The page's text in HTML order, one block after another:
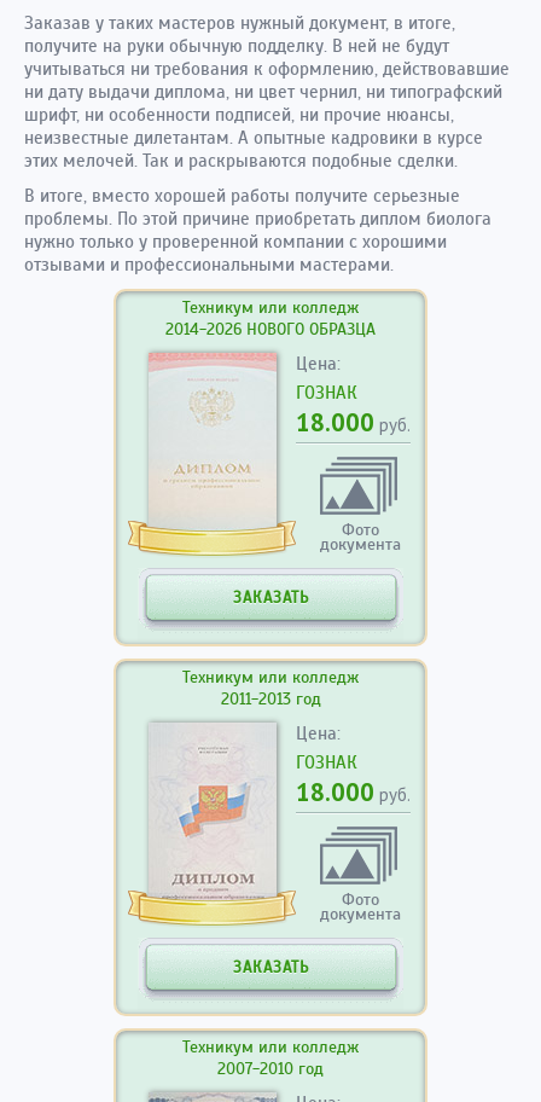
Заказав у таких мастеров нужный документ, в итоге,
получите на руки обычную подделку. В ней не будут
учитываться ни требования к оформлению, действовавшие
ни дату выдачи диплома, ни цвет чернил, ни типографский
шрифт, ни особенности подписей, ни прочие нюансы,
неизвестные дилетантам. А опытные кадровики в курсе
этих мелочей. Так и раскрываются подобные сделки.
В итоге, вместо хорошей работы получите серьезные
проблемы. По этой причине приобретать диплом биолога
нужно только у проверенной компании с хорошими
отзывами и профессиональными мастерами.
Техникум или колледж
2014-2026 НОВОГО ОБРАЗЦА
Цена:
ГОЗНАК
18.000 руб.
Фото
документа
ЗАКАЗАТЬ
Техникум или колледж
2011-2013 год
Цена:
ГОЗНАК
18.000 руб.
Фото
документа
ЗАКАЗАТЬ
Техникум или колледж
2007-2010 год